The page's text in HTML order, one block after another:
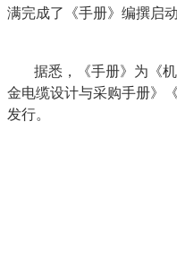
满完成了《手册》编撰启
据悉，《手册》为《
金电缆设计与采购手册》
发行。